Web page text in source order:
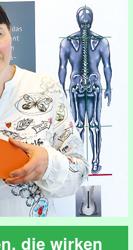
die wirken